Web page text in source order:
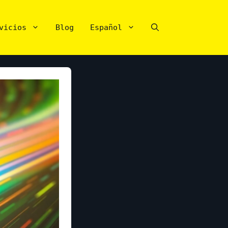
Blog Español